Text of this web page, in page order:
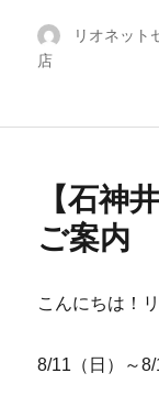
投
リオネット
店
【石神
ご案内
こんにちは！
8/11（日）～